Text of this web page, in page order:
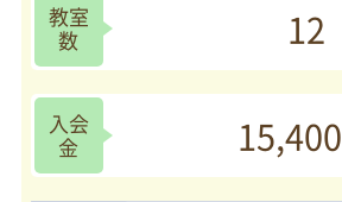
教室
数
12
入会
金
15,400